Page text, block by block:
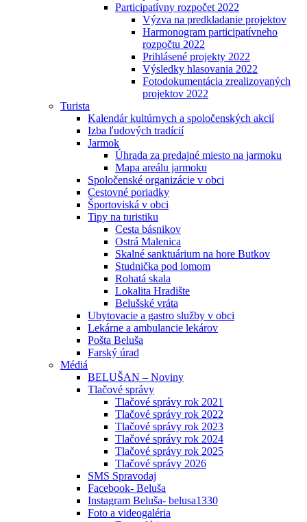
Participatívny rozpočet 2022
Výzva na predkladanie projektov
Harmonogram participatívneho
rozpočtu 2022
Prihlásené projekty 2022
Výsledky hlasovania 2022
Fotodokumentácia zrealizovaných
projektov 2022
Turista
Kalendár kultúrnych a spoločenských akcií
Izba ľudových tradícií
Jarmok
Úhrada za predajné miesto na jarmoku
Mapa areálu jarmoku
Spoločenské organizácie v obci
Cestovné poriadky
Športoviská v obci
Tipy na turistiku
Cesta básnikov
Ostrá Malenica
Skalné sanktuárium na hore Butkov
Studnička pod lomom
Rohatá skala
Lokalita Hradište
Belušské vráta
Ubytovacie a gastro služby v obci
Lekárne a ambulancie lekárov
Pošta Beluša
Farský úrad
Médiá
BELUŠAN – Noviny
Tlačové správy
Tlačové správy rok 2021
Tlačové správy rok 2022
Tlačové správy rok 2023
Tlačové správy rok 2024
Tlačové správy rok 2025
Tlačové správy 2026
SMS Spravodaj
Facebook- Beluša
Instagram Beluša- belusa1330
Foto a videogaléria